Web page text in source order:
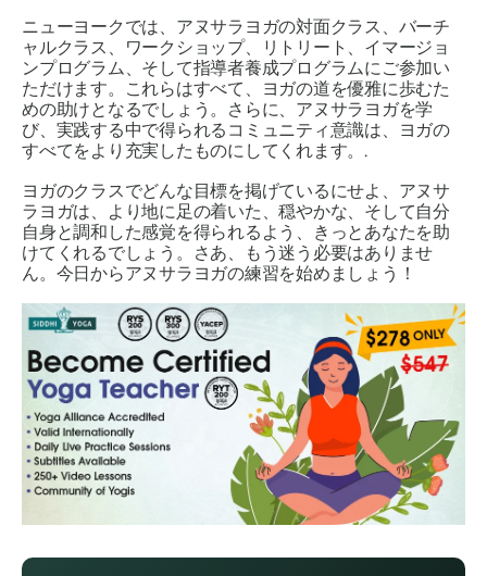
ニューヨークでは、アヌサラヨガの対面クラス、バーチ
ャルクラス、ワークショップ、リトリート、イマージョ
ンプログラム、そして指導者養成プログラムにご参加い
ただけます。これらはすべて、ヨガの道を優雅に歩むた
めの助けとなるでしょう。さらに、アヌサラヨガを学
び、実践する中で得られるコミュニティ意識は、ヨガの
すべてをより充実したものにしてくれます。.
ヨガのクラスでどんな目標を掲げているにせよ、アヌサ
ラヨガは、より地に足の着いた、穏やかな、そして自分
自身と調和した感覚を得られるよう、きっとあなたを助
けてくれるでしょう。さあ、もう迷う必要はありませ
ん。今日からアヌサラヨガの練習を始めましょう！